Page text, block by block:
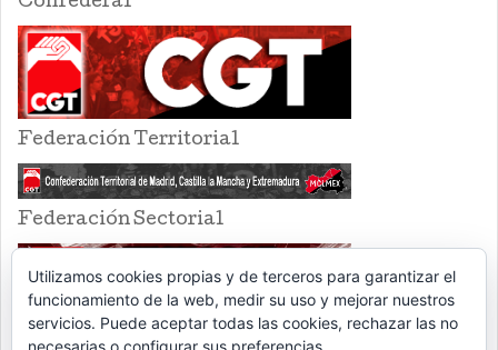
Federación Territorial
Federación Sectorial
Utilizamos cookies propias y de terceros para garantizar el
funcionamiento de la web, medir su uso y mejorar nuestros
servicios. Puede aceptar todas las cookies, rechazar las no
necesarias o configurar sus preferencias.